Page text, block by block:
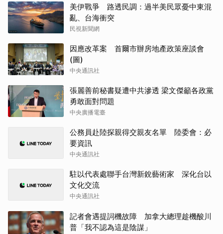
美伊戰爭 路透民調：過半美民眾憂中東混
亂、台海衝突
民視新聞網
因應改革案 首爾市辦房地產政策座談會
(圖)
中央通訊社
張麗善前秘書疑遭中共滲透 梁文傑籲各政黨
勇敢面對問題
中央廣播電臺
公務員赴陸探親得交親友名單 陸委會：必
要資訊
中央通訊社
駐以代表處聯手台灣新銳藝術家 深化台以
文化交流
中央通訊社
記者會遇提詞機故障 加拿大總理趁機酸川
普「我不認為這是陰謀」